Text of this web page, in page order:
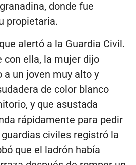
donde fue
propietaria.
alertó a la Guardia Civil.
con ella, la mujer dijo
a un joven muy alto y
de color blanco
y que asustada
rápidamente para pedir
civiles registró la
que el ladrón había